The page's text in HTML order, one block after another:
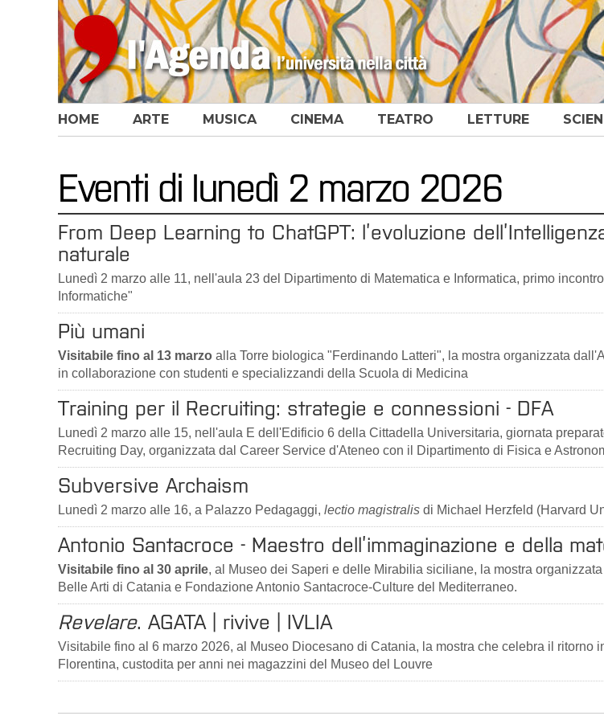
HOME ARTE MUSICA CINEMA TEATRO LETTURE
Eventi di lunedì 2 marzo 2026
From Deep Learning to ChatGPT: l’evoluzione
naturale
Lunedì 2 marzo alle 11, nell'aula 23 del Dipartimento di Matematica e Informatica, primo
Informatiche"
Più umani
Visitabile fino al 13 marzo alla Torre biologica "Ferdinando Latteri", la mostra organizzata
in collaborazione con studenti e specializzandi della Scuola di Medicina
Training per il Recruiting: strategie e connessioni - DFA
Lunedì 2 marzo alle 15, nell'aula E dell'Edificio 6 della Cittadella Universitaria, giornata
Recruiting Day, organizzata dal Career Service d'Ateneo con il Dipartimento di Fisica e
Subversive Archaism
Lunedì 2 marzo alle 16, a Palazzo Pedagaggi, lectio magistralis di Michael Herzfeld (Harvard
Antonio Santacroce - Maestro dell’immaginazione e della
Visitabile fino al 30 aprile, al Museo dei Saperi e delle Mirabilia siciliane, la mostra
Belle Arti di Catania e Fondazione Antonio Santacroce-Culture del Mediterraneo.
Revelare. AGATA | rivive | IVLIA
Visitabile fino al 6 marzo 2026, al Museo Diocesano di Catania, la mostra che celebra il ritorno
Florentina, custodita per anni nei magazzini del Museo del Louvre